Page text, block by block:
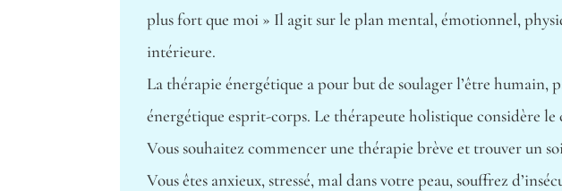
plus fort que moi » Il agit sur le plan mental, émotionnel,
intérieure.
La thérapie énergétique a pour but de soulager l’être
énergétique esprit-corps. Le thérapeute holistique considère
Vous souhaitez commencer une thérapie brève et trouver un
Vous êtes anxieux, stressé, mal dans votre peau, souffrez